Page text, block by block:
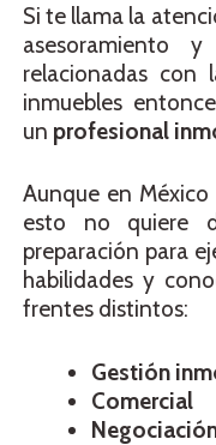
Si te llama la
asesoramiento
relacionadas con
inmuebles
un profesional
Aunque en
esto no quiere
preparación para
habilidades y
frentes distintos:
Gestión
Comercial